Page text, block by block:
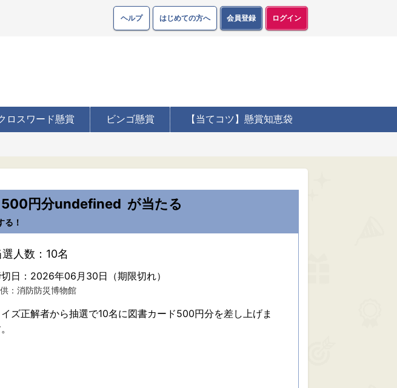
ヘルプ はじめての方へ 会員登録 ログイン
ロスワード懸賞 ビンゴ懸賞 【当てコツ】懸賞知恵袋
500円分undefined が当たる
る！
選人数：10名
日：2026年06月30日（期限切れ）
：消防防災博物館
イズ正解者から抽選で10名に図書カード500円分を差し上げま